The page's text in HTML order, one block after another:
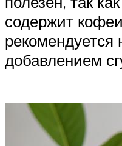
содержит
рекомендуется
добавлением